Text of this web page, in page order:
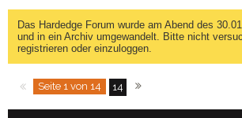
Das Hardedge Forum wurde am Abend des
und in ein Archiv umgewandelt. Bitte nicht
registrieren oder einzuloggen.
Seite 1 von 14 14